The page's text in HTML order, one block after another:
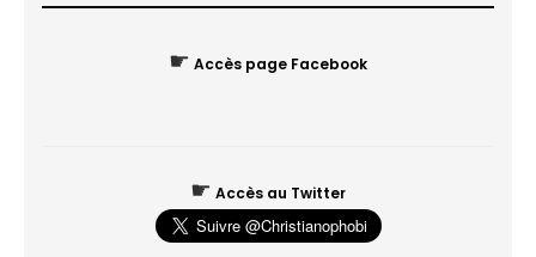
☛ Accès page Facebook
☛ Accès au Twitter